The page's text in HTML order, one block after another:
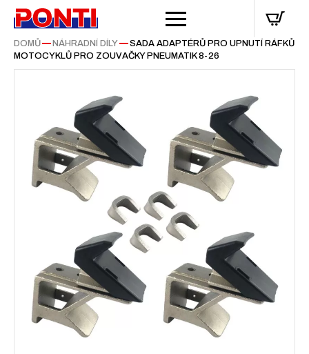
DOMŮ— NÁHRADNÍ DÍLY—SADA ADAPTÉRŮ PRO UPNUTÍ RÁFKŮ
MOTOCYKLŮ PRO ZOUVAČKY PNEUMATIK 8-26